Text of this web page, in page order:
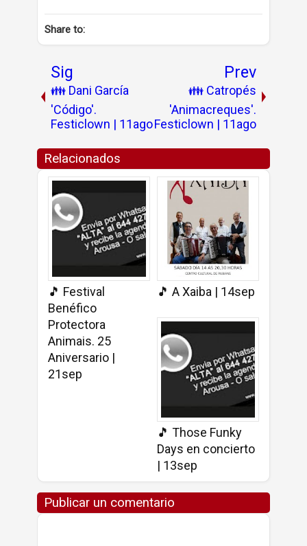
Share to:
Sig
👪 Dani García
'Código'.
Festiclown | 11ago
Prev
👪 Catropés
'Animacreques'.
Festiclown | 11ago
Relacionados
🎵 Festival
Benéfico
Protectora
Animais. 25
Aniversario |
21sep
🎵 A Xaiba | 14sep
🎵 Those Funky
Days en concierto
| 13sep
Publicar un comentario